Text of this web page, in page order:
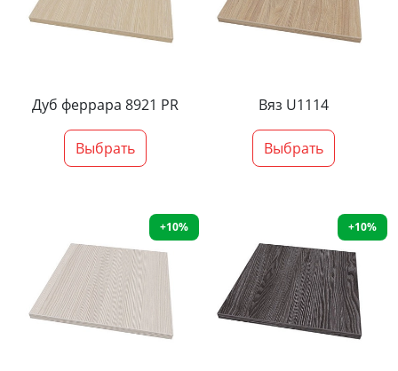
Дуб феррара 8921 PR
Выбрать
Вяз U1114
Выбрать
+10% +10%